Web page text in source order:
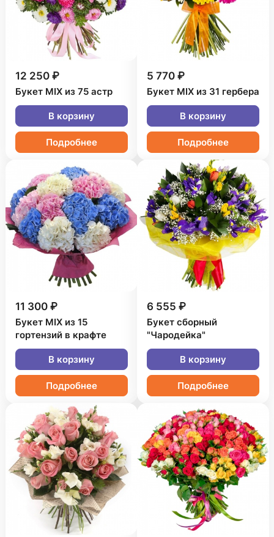
12 250 ₽
Букет MIX из 75 астр
В корзину
Подробнее
5 770 ₽
Букет MIX из 31 гербера
В корзину
Подробнее
11 300 ₽
Букет MIX из 15
гортензий в крафте
В корзину
Подробнее
6 555 ₽
Букет сборный
"Чародейка"
В корзину
Подробнее